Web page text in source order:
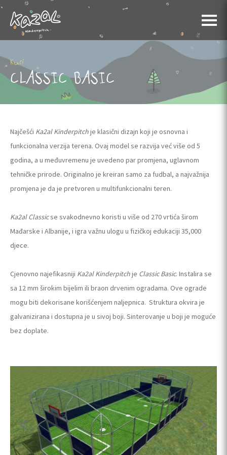
Kući
CLASSIC BASIC
Najčešći Ka2al Kinderpitchje klasični dizajn koji je osnovna i
funkcionalna verzija terena. Ovaj model se razvija već više od 5
godina, a u međuvremenu je uvedeno par promjena, uglavnom
tehničke prirode. Originalno je kreiran samo za fudbal, a najvažnija
promjena je da je pretvoren u multifunkcionalni teren.
Ka2al Classicse svakodnevno koristi u više od 270 vrtića širom
Mađarske i Albanije, i igra važnu ulogu u fizičkoj edukaciji 35,000
djece.
Cjenovno najefikasniji Ka2al Kinderpitchje Classic Basic. Instalira se
sa 12 mm širokim bijelim ili braon drvenim ogradama. Ove ograde
mogu biti dekorisane korišćenjem naljepnica. Struktura okvira je
galvanizirana i dostupna je u sivoj boji. Sinterovanje u boji je moguće
bez doplate.